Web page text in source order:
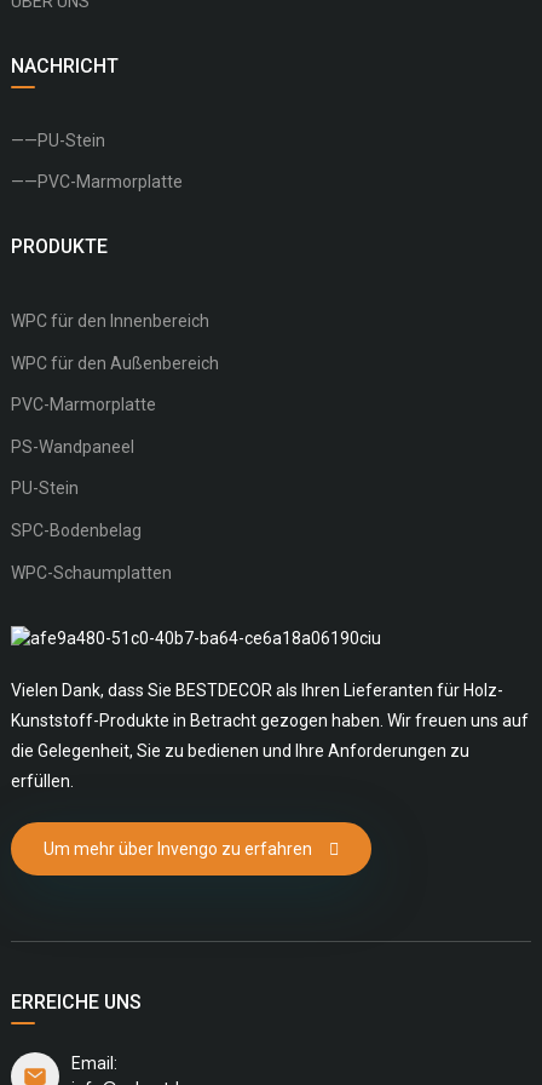
NACHRICHT
——PU-Stein
——PVC-Marmorplatte
PRODUKTE
WPC für den Innenbereich
WPC für den Außenbereich
PVC-Marmorplatte
PS-Wandpaneel
PU-Stein
SPC-Bodenbelag
WPC-Schaumplatten
Vielen Dank, dass Sie BESTDECOR als Ihren Lieferanten für Holz-
Kunststoff-Produkte in Betracht gezogen haben. Wir freuen uns auf
die Gelegenheit, Sie zu bedienen und Ihre Anforderungen zu
erfüllen.
Um mehr über Invengo zu erfahren
ERREICHE UNS
Email: